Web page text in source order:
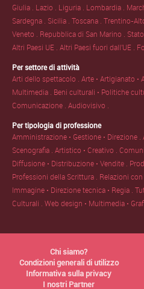
Giulia . Lazio . Liguria . Lombardia .
Sardegna . Sicilia .Toscana .Trentino-
Veneto . Repubblica di San Marino .
Altri Paesi UE .Altri Paesi fuori dall'UE .
Per settore di attività
Arti dello spettacolo .Arte • Artigianato
Multimedia . Beni culturali • Politiche
Comunicazione .Audiovisivo .
Per tipologia di professione
Amministrazione • Gestione • Direzione .
Scenografia .Artistico • Creativo .
Diffusione • Distribuzione • Vendite .
Professioni della Scrittura . Relazioni
Immagine • Direzione tecnica • Regia .
Culturali .Web design • Multimedia •
Chi siamo?
Condizioni generali di utilizzo
Informativa sulla privacy
I nostri Partner